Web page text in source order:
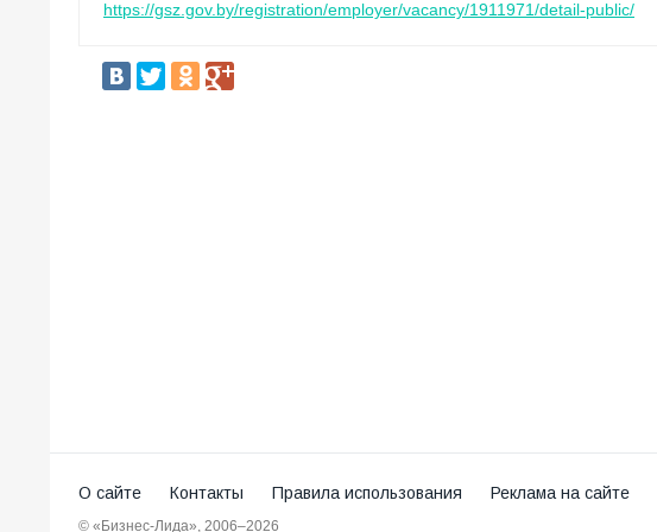
https://gsz.gov.by/registration/employer/vacancy/1911971/detail-public/
О сайте Контакты Правила использования Реклама на сайте
© «Бизнес-Лида», 2006–2026